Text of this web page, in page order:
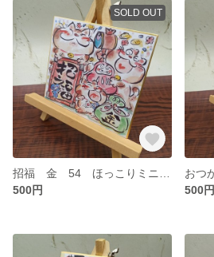
SOLD OUT
500円
500円